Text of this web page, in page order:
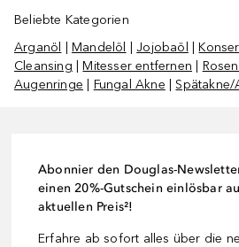
Beliebte Kategorien
Arganöl
|Mandelöl |Jojobaöl |
Cleansing |Mitesser entfernen
Augenringe
Fungal Akne |Spätakne/
Abonnier den Douglas-
einen 20%-Gutschein einlösbar
aktuellen Preis²!
Erfahre ab sofort alles über die